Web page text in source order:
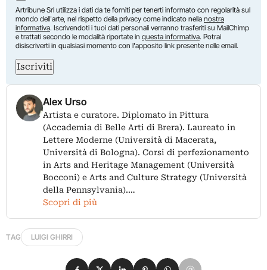
Artribune Srl utilizza i dati da te forniti per tenerti informato con regolarità sul
mondo dell'arte, nel rispetto della privacy come indicato nella nostra
informativa. Iscrivendoti i tuoi dati personali verranno trasferiti su MailChimp
e trattati secondo le modalità riportate in questa informativa. Potrai
disiscriverti in qualsiasi momento con l'apposito link presente nelle email.
Iscriviti
Alex Urso
Artista e curatore. Diplomato in Pittura
(Accademia di Belle Arti di Brera). Laureato in
Lettere Moderne (Università di Macerata,
Università di Bologna). Corsi di perfezionamento
in Arts and Heritage Management (Università
Bocconi) e Arts and Culture Strategy (Università
della Pennsylvania).…
Scopri di più
TAG LUIGI GHIRRI
Condividi su Facebook
Condividi su X
Condividi su LinkedIn
Condividi su Pinterest
Condividi su WhatsApp
Condividi su Email